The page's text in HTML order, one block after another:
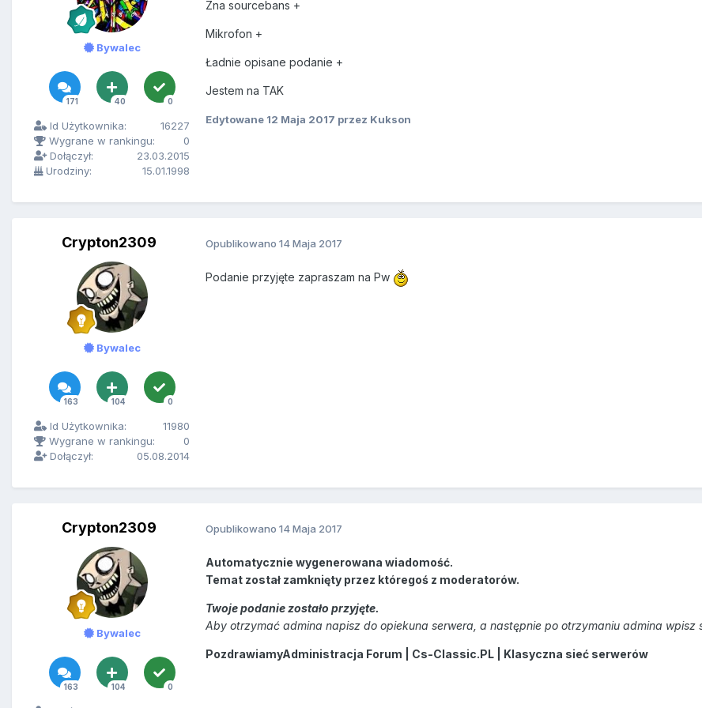
Bywalec
171 40 0
Id Użytkownika:
16227
Wygrane w rankingu:
0
Dołączył:
23.03.2015
Urodziny:
15.01.1998
Zna sourcebans +
Mikrofon +
Ładnie opisane podanie +
Jestem na TAK
Edytowane 12 Maja 2017 przez Kukson
Crypton2309
Bywalec
163 104 0
Id Użytkownika:
11980
Wygrane w rankingu:
0
Dołączył:
05.08.2014
Opublikowano 14 Maja 2017
Podanie przyjęte zapraszam na Pw
Crypton2309
Bywalec
163 104 0
Opublikowano 14 Maja 2017
Automatycznie wygenerowana wiadomość.
Temat został zamknięty przez któregoś z moderatorów.
Twoje podanie zostało przyjęte.
Aby otrzymać admina napisz do opiekuna serwera, a następnie po otrzymaniu admina wpisz
PozdrawiamyAdministracja Forum | Cs-Classic.PL | Klasyczna sieć serwerów